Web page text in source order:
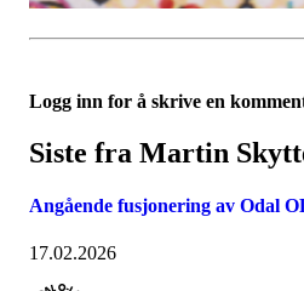
Logg inn for å skrive en
Siste fra Martin
Angående fusjonering av Odal
17.02.2026